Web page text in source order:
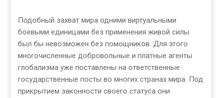
Подобный захват мира одними виртуальными
боевыми единицами без применения живой силы
был бы невозможен без помощников. Для этого
многочисленные добровольные и платные агенты
глобализма уже поставлены на ответственные
государственные посты во многих странах мира. Под
прикрытием законности своего статуса они